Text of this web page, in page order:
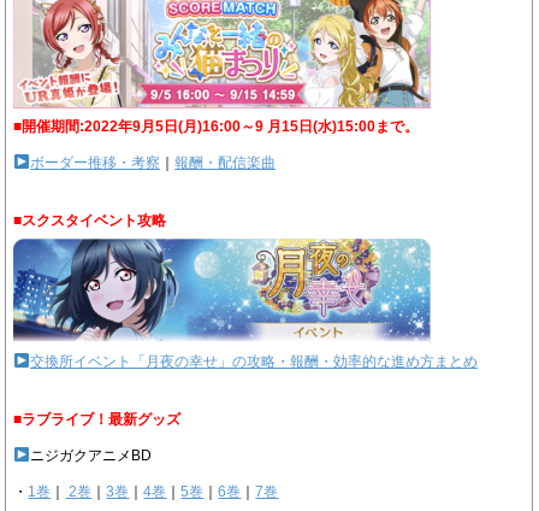
■開催期間:2022年9月5日(月)16:00～9 月15日(水)15:00まで。
ボーダー推移・考察 ｜報酬・配信楽曲
■スクスタイベント攻略
交換所イベント「月夜の幸せ」の攻略・報酬・効率的な進め方まとめ
■ラブライブ！最新グッズ
ニジガクアニメBD
・ 1巻 2巻 ｜3巻 ｜4巻 ｜5巻 ｜6巻 ｜7巻